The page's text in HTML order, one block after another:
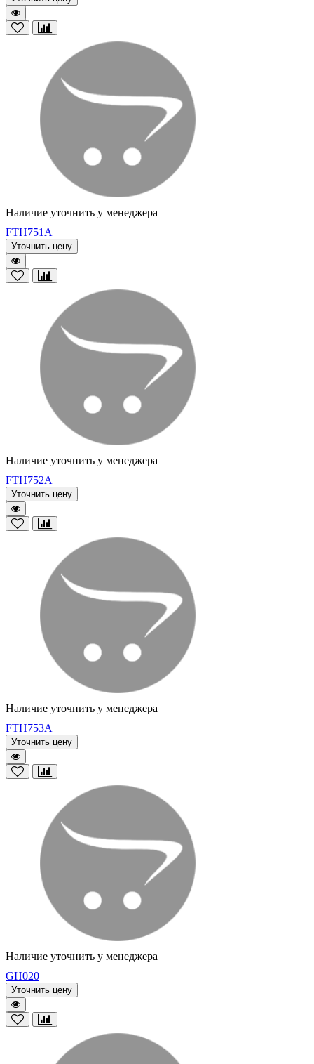
Наличие уточнить у менеджера
FTH751A
Уточнить цену
Наличие уточнить у менеджера
FTH752A
Уточнить цену
Наличие уточнить у менеджера
FTH753A
Уточнить цену
Наличие уточнить у менеджера
GH020
Уточнить цену